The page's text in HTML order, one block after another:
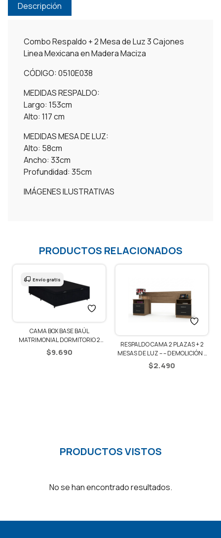
Descripción
Combo Respaldo + 2 Mesa de Luz 3 Cajones
Linea Mexicana en Madera Maciza
CÓDIGO: 0510E038
MEDIDAS RESPALDO:
Largo: 153cm
Alto: 117 cm
MEDIDAS MESA DE LUZ:
Alto: 58cm
Ancho: 33cm
Profundidad: 35cm
IMÁGENES ILUSTRATIVAS
PRODUCTOS RELACIONADOS
CAMA BOX BASE BAÚL
MATRIMONIAL DORMITORIO 2
PLAZAS
$9.690
Envío gratis
RESPALDO CAMA 2 PLAZAS + 2
MESAS DE LUZ – – DEMOLICIÓN /
NEGRO
$2.490
PRODUCTOS VISTOS
No se han encontrado resultados.